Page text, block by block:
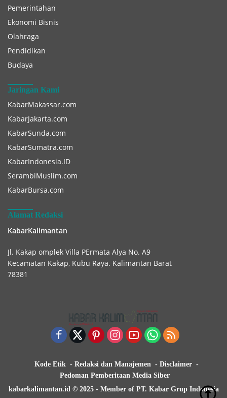
Pemerintahan
Ekonomi Bisnis
Olahraga
Pendidikan
Budaya
Jaringan Kami
KabarMakassar.com
KabarJakarta.com
KabarSunda.com
KabarSumatra.com
KabarIndonesia.ID
SerambiMuslim.com
KabarBursa.com
Alamat Redaksi
KabarKalimantan
Jl. Kakap omplek Villa PErmata Alya No. A9
Kecamatan Kakap, Kubu Raya. Kalimantan Barat
78381
Kode Etik Redaksi dan Manajemen
Disclaimer
Pedoman Pemberitaan Media Siber
kabarkalimantan.id © 2025 - Member of PT. Kabar Grup Indonesia